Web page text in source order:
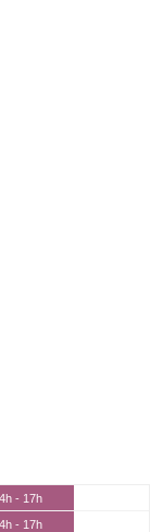
- 17h
- 17h